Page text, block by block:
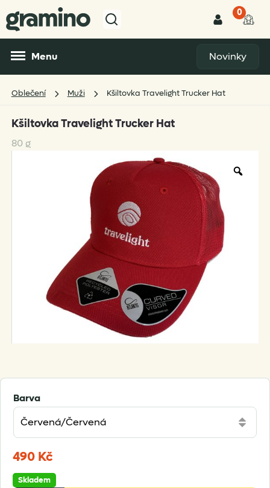
0
Menu Novinky
Oblečení Muži Kšiltovka Travelight Trucker Hat
Kšiltovka Travelight Trucker Hat
80 g
Barva
490 Kč
Skladem